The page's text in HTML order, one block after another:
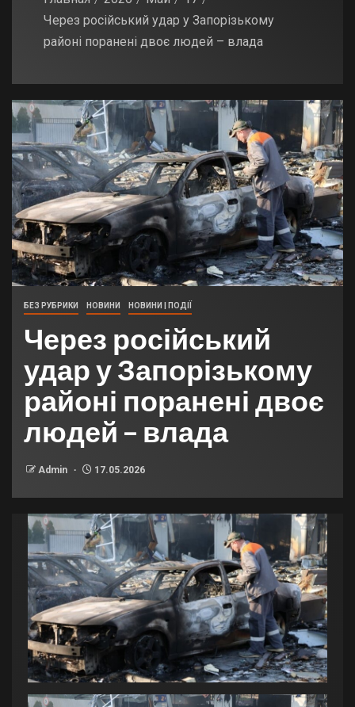
Через російський удар у Запорізькому
районі поранені двоє людей – влада
БЕЗ РУБРИКИ НОВИНИ НОВИНИ | ПОДІЇ
Через російський
удар у Запорізькому
районі поранені двоє
людей – влада
Admin 17.05.2026